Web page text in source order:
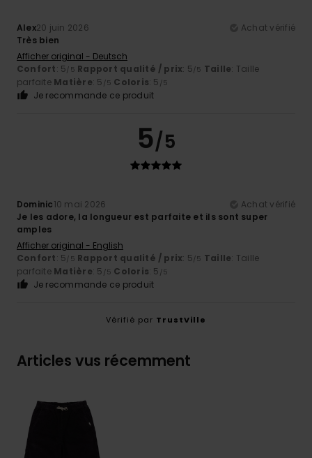
Alex20 juin 2026
Achat vérifié
Très bien
Afficher original - Deutsch
Confort: 5/5 Rapport qualité / prix: 5/5 Taille: Taille
parfaite Matière: 5 /5 Coloris: 5 /5
Je recommande ce produit
5/5
Dominic10 mai 2026
Achat vérifié
Je les adore, la longueur est parfaite et ils sont super
amples
Afficher original - English
Confort: 5/5 Rapport qualité / prix: 5/5 Taille: Taille
parfaite Matière: 5 /5 Coloris: 5 /5
Je recommande ce produit
Vérifié par TrustVille
Articles vus récemment